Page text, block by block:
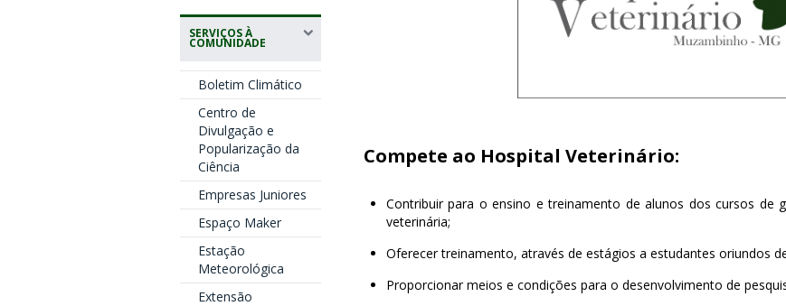
SERVIÇOS À
COMUNIDADE
Boletim Climático
Centro de
Divulgação e
Popularização da
Ciência
Empresas Juniores
Espaço Maker
Estação
Meteorológica
Extensão
Compete ao Hospital Veterinário:
Contribuir para o ensino e treinamento de alunos dos cursos de
veterinária;
Oferecer treinamento, através de estágios a estudantes oriundos
Proporcionar meios e condições para o desenvolvimento de